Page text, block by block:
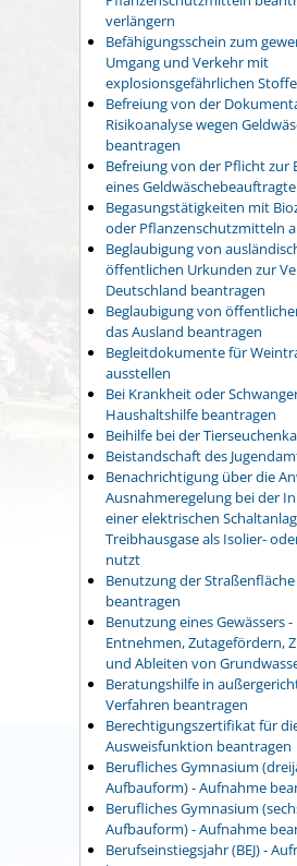
verlängern
Befähigungsschein zum
Umgang und Verkehr mit
explosionsgefährlichen
Befreiung von der
Risikoanalyse wegen
beantragen
Befreiung von der Pflicht zur
eines
Begasungstätigkeiten mit
oder Pflanzenschutzmitteln
Beglaubigung von
öffentlichen Urkunden zur
Deutschland beantragen
Beglaubigung von
das Ausland beantragen
Begleitdokumente für
ausstellen
Bei Krankheit oder
Haushaltshilfe beantragen
Beihilfe bei der
Beistandschaft des
Benachrichtigung über die
Ausnahmeregelung bei der
einer elektrischen
Treibhausgase als Isolier-
nutzt
Benutzung der
beantragen
Benutzung eines Gewässers
Entnehmen, Zutagefördern,
und Ableiten von
Beratungshilfe in
Verfahren beantragen
Berechtigungszertifikat für
Ausweisfunktion beantragen
Berufliches Gymnasium
Aufbauform) - Aufnahme
Berufliches Gymnasium
Aufbauform) - Aufnahme
Berufseinstiegsjahr (BEJ) -